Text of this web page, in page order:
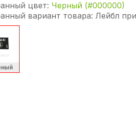
цвет: Черный (#000000)
вариант товара:Лейбл